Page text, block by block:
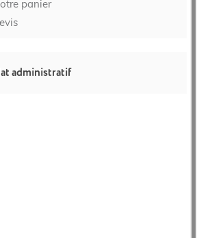
panier
administratif